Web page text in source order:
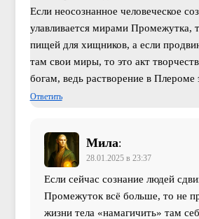
Если неосознанное человеческое
улавливается мирами Промежутка,
пищей для хищников, а если
там свои миры, то это акт
богам, ведь растворение в
Ответить
Мила:
28.01.2025 в 23:37
Если сейчас сознание людей
Промежуток всё больше, то не
жизни тела «намагичить» там